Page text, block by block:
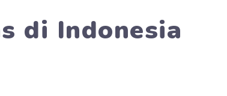
di Indonesia